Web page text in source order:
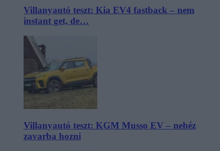
Villanyautó teszt: Kia EV4 fastback – nem
instant get, de…
Villanyautó teszt: KGM Musso EV – nehéz
zavarba hozni